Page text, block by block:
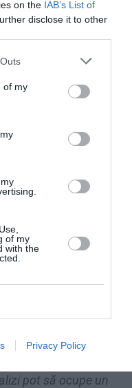
on the IAB’s List of
disclose it to other
of my
of my
with the
Privacy Policy
cadrele militare nu îşi
sau alte lucruri
nu poate să aducă în
dacă e tânăr. El nu a
că doar cei
pot fi mobilizaţi, în
cei care nu au făcut
precum
care sunt
stagiul militar, care
fel sau altul. Numai
care ar fi o situaţie.
se pune
pot să ocupe un